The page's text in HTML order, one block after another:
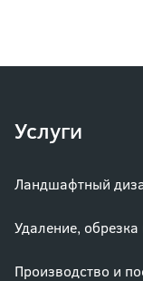
Услуги
Ландшафтный
Удаление,
Производство и